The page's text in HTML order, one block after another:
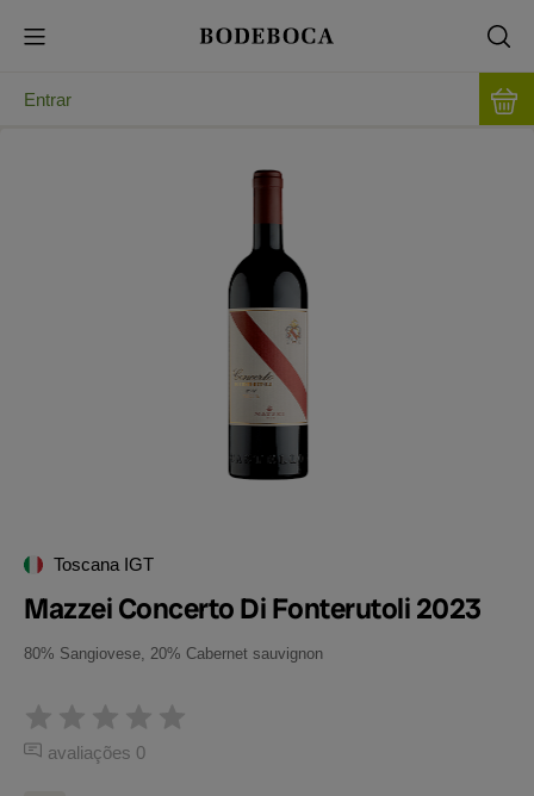
Entrar
Toscana IGT
Mazzei Concerto Di Fonterutoli 2023
80% Sangiovese, 20% Cabernet sauvignon
avaliações 0